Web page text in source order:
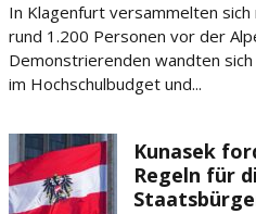
In Klagenfurt versammelten
rund 1.200 Personen vor der
Demonstrierenden wandten
im Hochschulbudget und...
Kunasek
Regeln für